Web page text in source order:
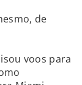
de
voos para